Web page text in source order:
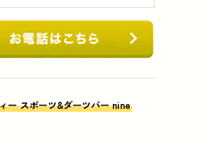
ー スポーツ&ダーツバー nine